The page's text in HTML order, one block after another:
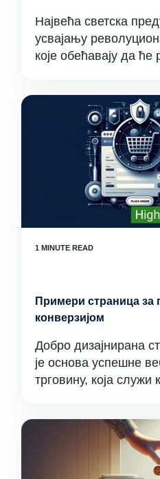
Највећа светска
усвајању
које обећавају да
Примери страница за
конверзијом
Добро дизајнирана
је основа успешне
трговину, која служи